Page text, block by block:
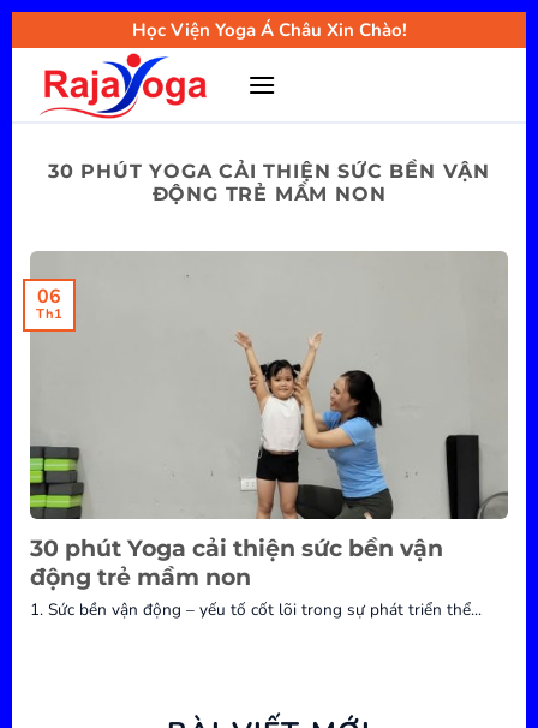
Bỏ
qua
nội
Học Viện Yoga Á Châu Xin Chào!
30 PHÚT YOGA CẢI THIỆN SỨC BỀN VẬN
ĐỘNG TRẺ MẦM NON
30 phút Yoga cải thiện sức bền vận
động trẻ mầm non
1. Sức bền vận động – yếu tố cốt lõi trong sự phát triển thể...
06
Th1